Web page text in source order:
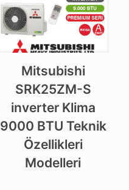
Mitsubishi
SRK25ZM-S
inverter Klima
9000 BTU Teknik
Özellikleri
Modelleri